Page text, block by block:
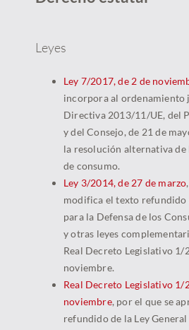
Leyes
Ley 7/2017, de 2 de
incorpora al ordenamiento
Directiva 2013/11/UE, del
y del Consejo, de 21 de
la resolución alternativa
de consumo.
Ley 3/2014, de 27 de marzo
modifica el texto refundido
para la Defensa de los
y otras leyes
Real Decreto Legislativo 1/
noviembre.
Real Decreto Legislativo 1/
noviembre, por el que se
refundido de la Ley